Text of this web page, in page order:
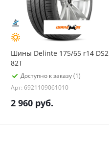
Шины Delinte 175/65 r14 DS2
82T
Доступно к заказу (1)
Арт: 6921109061010
2 960 руб.